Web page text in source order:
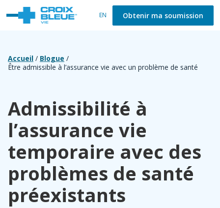
EN Obtenir ma soumission
Accueil / Blogue /
Être admissible à l’assurance vie avec un problème de santé
Admissibilité à
l’assurance vie
temporaire avec des
problèmes de santé
préexistants